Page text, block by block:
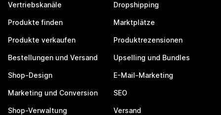
Vertriebskanäle
Produkte finden
Produkte verkaufen
Bestellungen und Versand
Shop-Design
Marketing und Conversion
Shop-Verwaltung
Dropshipping
Marktplätze
Produktrezensionen
Upselling und Bundles
E-Mail-Marketing
SEO
Versand